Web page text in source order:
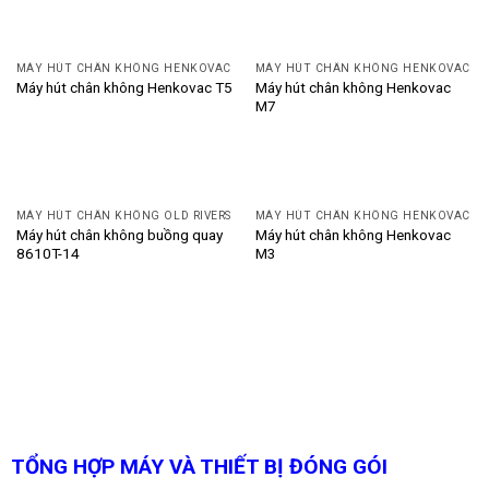
MÁY HÚT CHÂN KHÔNG HENKOVAC
Máy hút chân không Henkovac T5
MÁY HÚT CHÂN KHÔNG HENKOVAC
Máy hút chân không Henkovac
M7
MÁY HÚT CHÂN KHÔNG OLD RIVERS
Máy hút chân không buồng quay
8610T-14
MÁY HÚT CHÂN KHÔNG HENKOVAC
Máy hút chân không Henkovac
M3
TỔNG HỢP MÁY VÀ THIẾT BỊ ĐÓNG GÓI